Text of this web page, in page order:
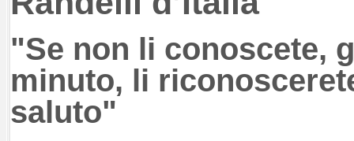
"Se non li conoscete,
minuto, li
saluto"